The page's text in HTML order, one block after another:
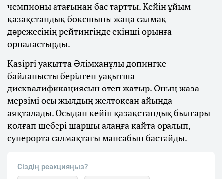
чемпионы атағынан бас тартты. Кейін ұйым
қазақстандық боксшыны жаңа салмақ
дәрежесінің рейтингінде екінші орынға
орналастырды.
Қазіргі уақытта Әлімханұлы допингке
байланысты берілген уақытша
дисквалификациясын өтеп жатыр. Оның жаза
мерзімі осы жылдың желтоқсан айында
аяқталады. Осыдан кейін қазақстандық былғары
қолғап шебері шаршы алаңға қайта оралып,
суперорта салмақтағы мансабын бастайды.
Сіздің реакцияңыз?